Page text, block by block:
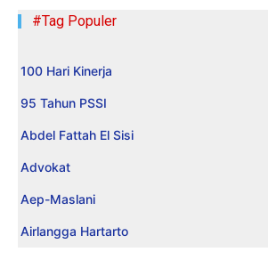
#Tag Populer
100 Hari Kinerja
95 Tahun PSSI
Abdel Fattah El Sisi
Advokat
Aep-Maslani
Airlangga Hartarto